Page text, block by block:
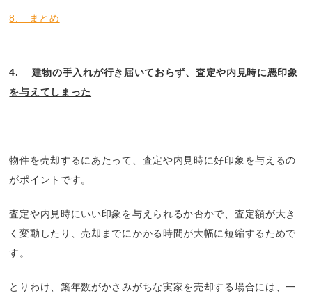
8. まとめ
4. 建物の手入れが行き届いておらず、査定や内見時に悪印象
を与えてしまった
物件を売却するにあたって、査定や内見時に好印象を与えるの
がポイントです。
査定や内見時にいい印象を与えられるか否かで、査定額が大き
く変動したり、売却までにかかる時間が大幅に短縮するためで
す。
とりわけ、築年数がかさみがちな実家を売却する場合には、一